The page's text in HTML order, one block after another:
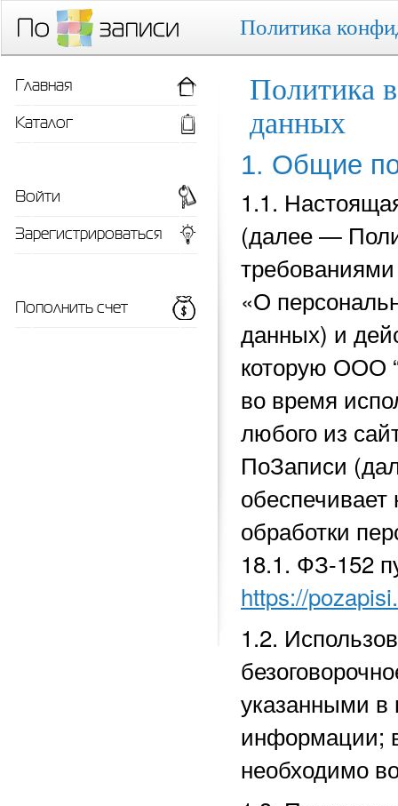
Политика
Политика
данных
1. Общие
1.1.
(далее —
«О
данных) и
которую ООО
во время
любого из
ПоЗаписи
обработки
18.1. ФЗ-152
https://
1.2.
указанными в
информации;
необходимо
Главная
Каталог
Войти
Зарегистрироваться
Пополнить счет